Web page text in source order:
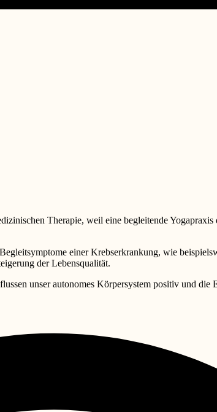
Therapie, weil eine begleitende
einer Krebserkrankung, wie
der Lebensqualität.
unser autonomes Körpersystem positiv und die